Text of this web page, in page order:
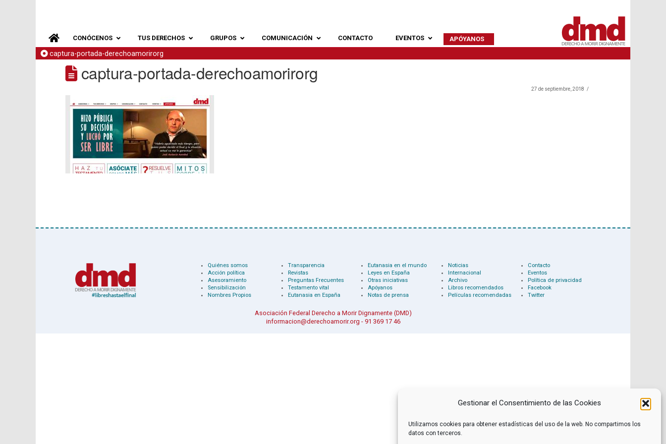
Gestionar el Consentimiento de las Cookies
Utilizamos cookies para obtener estadísticas del uso de la web. No compartimos los
datos con terceros.
CONÓCENOS TUS DERECHOS GRUPOS COMUNICACIÓN CONTACTO EVENTOS APÓYANOS
captura-portada-derechoamorirorg
captura-portada-derechoamorirorg
27 de septiembre, 2018
Quiénes somos
Acción política
Asesoramiento
Sensibilización
Nombres Propios
Transparencia
Revistas
Preguntas Frecuentes
Testamento vital
Eutanasia en España
Eutanasia en el mundo
Leyes en España
Otras iniciativas
Apóyanos
Notas de prensa
Noticias
Internacional
Archivo
Libros recomendados
Películas recomendadas
Contacto
Eventos
Política de privacidad
Facebook
Twitter
Asociación Federal Derecho a Morir Dignamente (DMD)
informacion@derechoamorir.org - 91 369 17 46